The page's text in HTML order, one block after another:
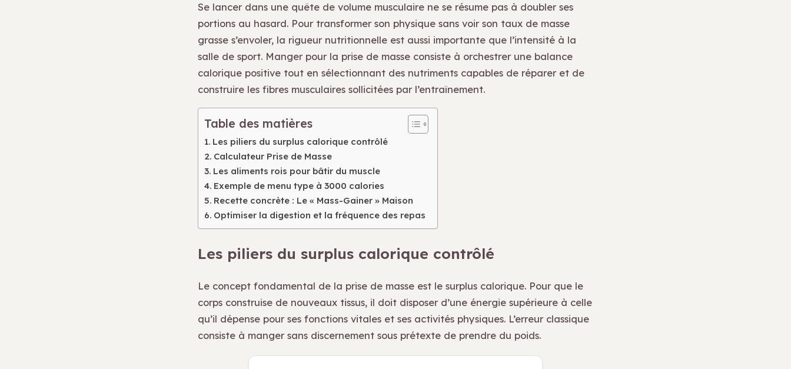
Se lancer dans une quête de volume musculaire ne se résume pas à doubler ses
portions au hasard. Pour transformer son physique sans voir son taux de masse
grasse s’envoler, la rigueur nutritionnelle est aussi importante que l’intensité à la
salle de sport. Manger pour la prise de masse consiste à orchestrer une balance
calorique positive tout en sélectionnant des nutriments capables de réparer et de
construire les fibres musculaires sollicitées par l’entraînement.
Table des matières
Les piliers du surplus calorique contrôlé
Calculateur Prise de Masse
Les aliments rois pour bâtir du muscle
Exemple de menu type à 3000 calories
Recette concrète : Le « Mass-Gainer » Maison
Optimiser la digestion et la fréquence des repas
Les piliers du surplus calorique contrôlé
Le concept fondamental de la prise de masse est le surplus calorique. Pour que le
corps construise de nouveaux tissus, il doit disposer d’une énergie supérieure à celle
qu’il dépense pour ses fonctions vitales et ses activités physiques. L’erreur classique
consiste à manger sans discernement sous prétexte de prendre du poids.